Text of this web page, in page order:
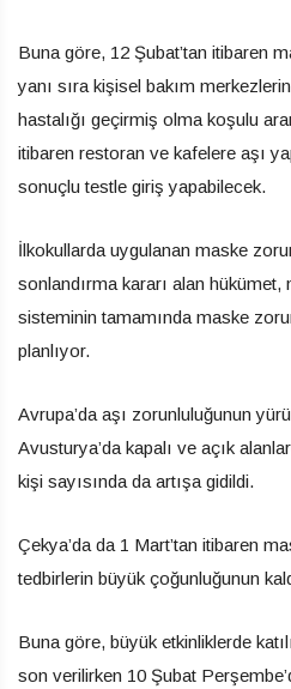
Buna göre, 12 Şubat’tan itibaren
yanı sıra kişisel bakım
hastalığı geçirmiş olma koşulu
itibaren restoran ve kafelere aşı
sonuçlu testle giriş yapabilecek.
İlkokullarda uygulanan maske
sonlandırma kararı alan hükümet,
sisteminin tamamında maske
planlıyor.
Avrupa’da aşı zorunluluğunun
Avusturya’da kapalı ve açık
kişi sayısında da artışa gidildi.
Çekya’da da 1 Mart’tan itibaren
tedbirlerin büyük çoğunluğunun
Buna göre, büyük etkinliklerde
son verilirken 10 Şubat